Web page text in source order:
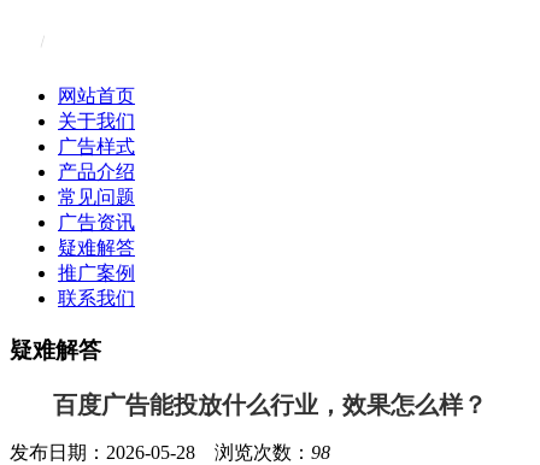
网站首页
关于我们
广告样式
产品介绍
常见问题
广告资讯
疑难解答
推广案例
联系我们
疑难解答
百度广告能投放什么行业，效果怎么样？
发布日期：2026-05-28 浏览次数： 98